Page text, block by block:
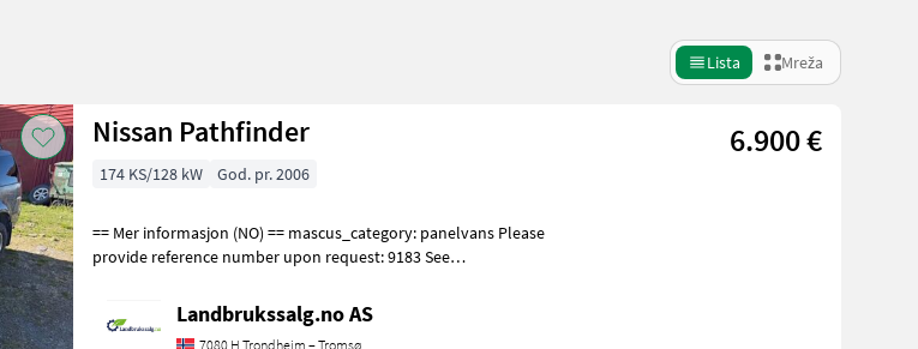
Lista Mreža
Nissan Pathfinder 6.900 €
174 KS/128 kW God. pr. 2006
== Mer informasjon (NO) == mascus_category: panelvans Please
provide reference number upon request: 9183 See
Landbrukssalg.no AS
7080 H Trondheim – Tromsø